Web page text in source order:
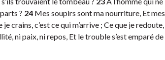
? 24 Mes soupirs sont ma nourriture, Et mes
je crains, c’est ce qui m’arrive ; Ce que je redoute,
ni paix, ni repos, Et le trouble s’est emparé de